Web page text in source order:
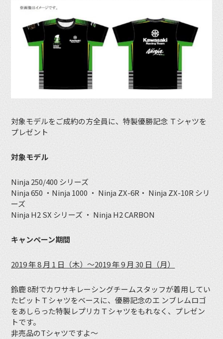
対象モデルをご成約の方全員に、特製優勝記念 Ｔシャツを
プレゼント
対象モデル
Ninja 250/400 シリーズ
Ninja 650 ・Ninja 1000 ・ Ninja ZX-6R・ Ninja ZX-10R シリ
ーズ
Ninja H2 SX シリーズ ・ Ninja H2 CARBON
キャンペーン期間
2019 年 8 月 1 日（木）～2019 年 9 月 30 日（月）
鈴鹿 8耐でカワサキレーシングチームスタッフが着用してい
たピットＴシャツをベースに、優勝記念のエ ンブレムロゴ
をあしらった特製レプリカＴシャツをもれなく、プレゼン
トです。
非売品のTシャツですよ〜